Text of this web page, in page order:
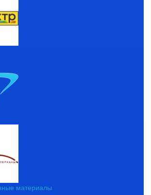
материалы